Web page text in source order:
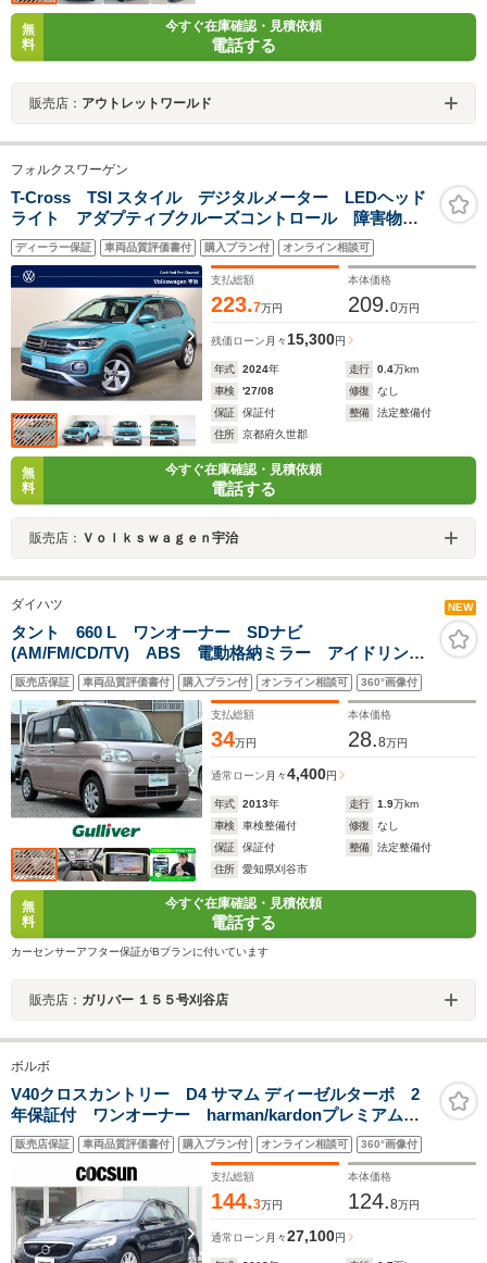
無
料
今すぐ在庫確認・見積依頼
電話する
販売店： アウトレットワールド
フォルクスワーゲン
T-Cross TSI スタイル デジタルメーター LEDヘッド
ライト アダプティブクルーズコントロール 障害物セ
ンサー 後方死角検知機能付 オートライト 純正アル
ミホイール Discover Proパッケージ
ディーラー保証 車両品質評価書付 購入プラン付 オンライン相談可
支払総額
223.7万円
本体価格
209.0万円
残価ローン 月々 15,300円
年式 2024年 走行 0.4万km
車検
'27/08 修復
なし
保証
保証付 整備
法定整備付
住所
京都府久世郡
無
料
今すぐ在庫確認・見積依頼
電話する
販売店： Ｖｏｌｋｓｗａｇｅｎ宇治
ダイハツ NEW
タント 660 L ワンオーナー SDナビ
(AM/FM/CD/TV) ABS 電動格納ミラー アイドリング
ストップ キーレス スペアキー 取説 保証書
販売店保証 車両品質評価書付 購入プラン付 オンライン相談可 360°画像付
支払総額
34万円
本体価格
28.8万円
通常ローン 月々4,400円
年式 2013年 走行 1.9万km
車検
車検整備付 修復
なし
保証
保証付 整備
法定整備付
住所
愛知県刈谷市
無
料
今すぐ在庫確認・見積依頼
電話する
カーセンサーアフター保証がBプランに付いています
販売店： ガリバー １５５号刈谷店
ボルボ
V40クロスカントリー D4 サマム ディーゼルターボ 2
年保証付 ワンオーナー harman/kardonプレミアムオ
ーディオ ソフトベージュ本革シート パワーシート
シートヒーター モダンウッドパネル ドライブレコー
ダー ACC BLIS 禁煙車
販売店保証 車両品質評価書付 購入プラン付 オンライン相談可 360°画像付
支払総額
144.3万円
本体価格
124.8万円
通常ローン 月々27,100円